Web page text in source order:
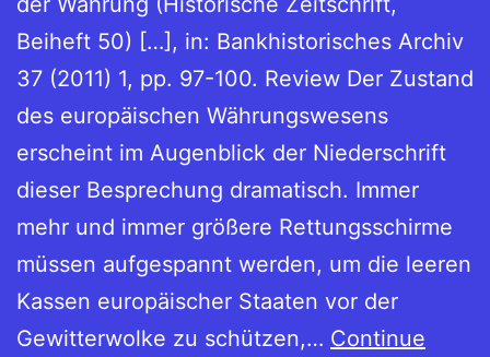
Beiheft 50) […], in: Bankhistorisches Archiv
37 (2011) 1, pp. 97-100. Review Der Zustand
des europäischen Währungswesens
erscheint im Augenblick der Niederschrift
dieser Besprechung dramatisch. Immer
mehr und immer größere Rettungsschirme
müssen aufgespannt werden, um die leeren
Kassen europäischer Staaten vor der
Gewitterwolke zu schützen,… Continue